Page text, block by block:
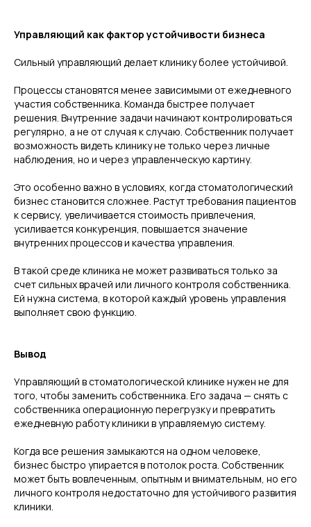
Управляющий как фактор устойчивости бизнеса
Сильный управляющий делает клинику более устойчивой.
Процессы становятся менее зависимыми от ежедневного
участия собственника. Команда быстрее получает
решения. Внутренние задачи начинают контролироваться
регулярно, а не от случая к случаю. Собственник получает
возможность видеть клинику не только через личные
наблюдения, но и через управленческую картину.
Это особенно важно в условиях, когда стоматологический
бизнес становится сложнее. Растут требования пациентов
к сервису, увеличивается стоимость привлечения,
усиливается конкуренция, повышается значение
внутренних процессов и качества управления.
В такой среде клиника не может развиваться только за
счет сильных врачей или личного контроля собственника.
Ей нужна система, в которой каждый уровень управления
выполняет свою функцию.
Вывод
Управляющий в стоматологической клинике нужен не для
того, чтобы заменить собственника. Его задача — снять с
собственника операционную перегрузку и превратить
ежедневную работу клиники в управляемую систему.
Когда все решения замыкаются на одном человеке,
бизнес быстро упирается в потолок роста. Собственник
может быть вовлеченным, опытным и внимательным, но его
личного контроля недостаточно для устойчивого развития
клиники.
Юридический адрес: Площадь
Комендантская, д. 8, корп./ст. а, кв./оф. 9н, г.
Санкт — Петербург
Написать на почту
ИНН 7814347364
ОГРН 5067847110084
КПП 781401001
*Instagram — проект Meta Platforms Inc., деятельность
Возможности
Генеральные партнеры
Обучение
FAQ
Клиники-партнеры
Наши результаты
Преимущества
Общество с Ограниченной Ответственностью «Семейная